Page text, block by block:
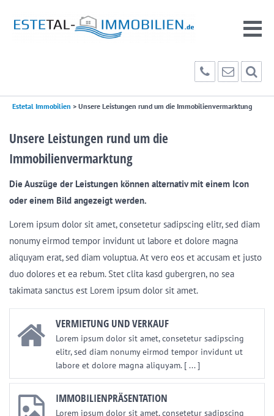
Estetal Immobilien > Unsere Leistungen rund um die Immobilienvermarktung
Unsere Leistungen rund um die
Immobilienvermarktung
Die Auszüge der Leistungen können alternativ mit einem Icon
oder einem Bild angezeigt werden.
Lorem ipsum dolor sit amet, consetetur sadipscing elitr, sed diam
nonumy eirmod tempor invidunt ut labore et dolore magna
aliquyam erat, sed diam voluptua. At vero eos et accusam et justo
duo dolores et ea rebum. Stet clita kasd gubergren, no sea
takimata sanctus est Lorem ipsum dolor sit amet.
VERMIETUNG UND VERKAUF
Lorem ipsum dolor sit amet, consetetur sadipscing
elitr, sed diam nonumy eirmod tempor invidunt ut
labore et dolore magna aliquyam. [ ... ]
IMMOBILIENPRÄSENTATION
Lorem ipsum dolor sit amet, consetetur sadipscing